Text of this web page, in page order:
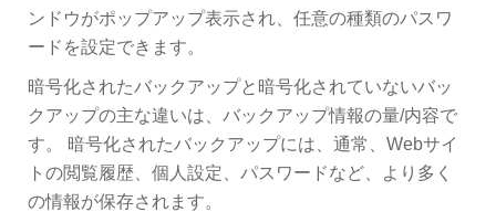
ンドウがポップアップ表示され、任意の種類のパスワ
ードを設定できます。
暗号化されたバックアップと暗号化されていないバッ
クアップの主な違いは、バックアップ情報の量/内容で
す。 暗号化されたバックアップには、通常、Webサイ
トの閲覧履歴、個人設定、パスワードなど、より多く
の情報が保存されます。